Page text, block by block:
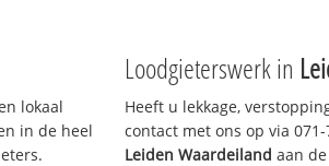
lokaal
in de heel
Loodgieterswerk in
Heeft u lekkage,
contact met ons op via
Leiden Waardeiland aan